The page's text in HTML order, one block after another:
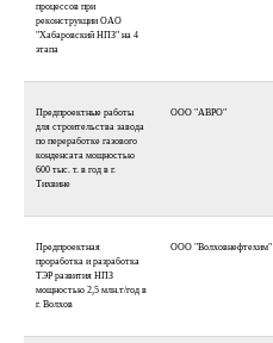
процессов при
реконструкции ОАО
"Хабаровский НПЗ" на 4
этапа
Предпроектные работы
для строительства завода
по переработке газового
конденсата мощностью
600 тыс. т. в год в г.
Тихвине
ООО "АВРО"
Предпроектная
проработка и разработка
ТЭР развития НПЗ
мощностью 2,5 млн.т/год в
г. Волхов
ООО "Волховнефтехим"